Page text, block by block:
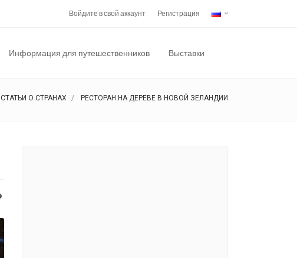
Войдите в свой аккаунт Регистрация
Информация для путешественников Выставки
СТАТЬИ О СТРАНАХ РЕСТОРАН НА ДЕРЕВЕ В НОВОЙ ЗЕЛАНДИИ